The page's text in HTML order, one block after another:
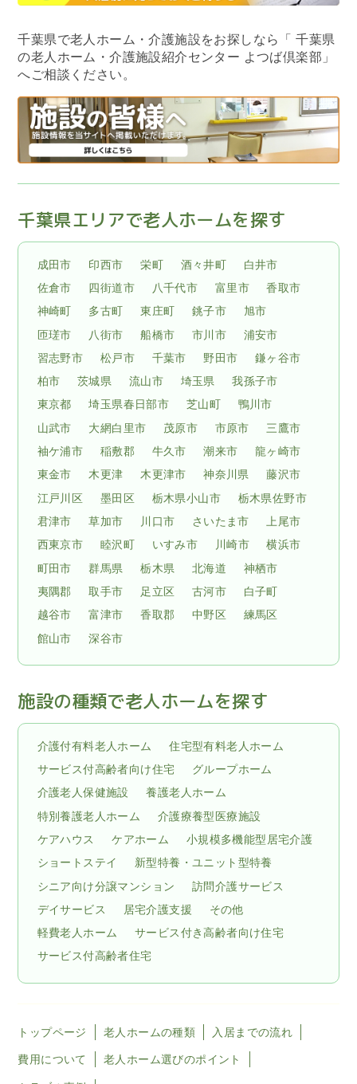
千葉県で老人ホーム・介護施設をお探しなら
「 千葉県
の老人ホーム・介護施設紹介センター よつば倶楽部」
へご相談ください。
千葉県エリアで老人ホームを探す
成田市 印西市 栄町 酒々井町
白井市
佐倉市
四街道市 八千代市 富里市
香取市
神崎町
多古町 東庄町 銚子市
旭市
匝瑳市
八街市 船橋市 市川市
浦安市
習志野市
松戸市 千葉市 野田市
鎌ヶ谷市
柏市
茨城県 流山市 埼玉県
我孫子市
東京都
埼玉県春日部市 芝山町
鴨川市
山武市
大網白里市 茂原市 市原市
三鷹市
袖ケ浦市
稲敷郡 牛久市 潮来市
龍ヶ崎市
東金市
木更津 木更津市 神奈川県
藤沢市
江戸川区
墨田区 栃木県小山市
栃木県佐野市
君津市
草加市 川口市 さいたま市
上尾市
西東京市
睦沢町 いすみ市 川崎市
横浜市
町田市
群馬県 栃木県 北海道
神栖市
夷隅郡
取手市 足立区 古河市
白子町
越谷市
富津市 香取郡 中野区
練馬区
館山市
深谷市
施設の種類で老人ホームを探す
介護付有料老人ホーム
住宅型有料老人ホーム
サービス付高齢者向け住宅
グループホーム
介護老人保健施設
養護老人ホーム
特別養護老人ホーム
介護療養型医療施設
ケアハウス
ケアホーム
小規模多機能型居宅介護
ショートステイ
新型特養・ユニット型特養
シニア向け分譲マンション
訪問介護サービス
デイサービス
居宅介護支援
その他
軽費老人ホーム
サービス付き高齢者向け住宅
サービス付高齢者住宅
トップページ 老人ホームの種類 入居までの流れ
費用について 老人ホーム選びのポイント